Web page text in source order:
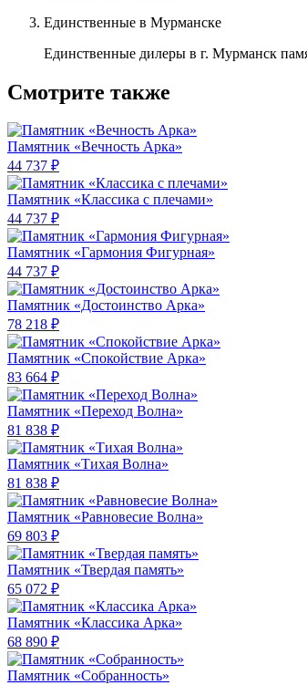
Единственные в Мурманске
Единственные дилеры в г. Мурманск
Смотрите также
Памятник «Вечность Арка»
44 737 ₽
Памятник «Классика c плечами»
44 737 ₽
Памятник «Гармония Фигурная»
44 737 ₽
Памятник «Достоинство Арка»
78 218 ₽
Памятник «Спокойствие Арка»
83 664 ₽
Памятник «Переход Волна»
81 838 ₽
Памятник «Тихая Волна»
81 838 ₽
Памятник «Равновесие Волна»
69 803 ₽
Памятник «Твердая память»
65 072 ₽
Памятник «Классика Арка»
68 890 ₽
Памятник «Собранность»